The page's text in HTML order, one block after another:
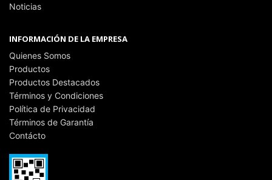
Noticias
INFORMACIÓN DE LA EMPRESA
Quienes Somos
Productos
Productos Destacados
Términos y Condiciones
Política de Privacidad
Términos de Garantía
Contácto